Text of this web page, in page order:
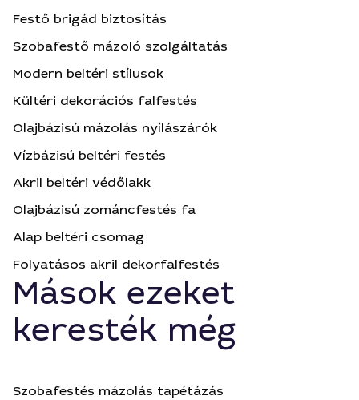
Festő brigád biztosítás
Szobafestő mázoló szolgáltatás
Modern beltéri stílusok
Kültéri dekorációs falfestés
Olajbázisú mázolás nyílászárók
Vízbázisú beltéri festés
Akril beltéri védőlakk
Olajbázisú zománcfestés fa
Alap beltéri csomag
Folyatásos akril dekorfalfestés
Mások ezeket
keresték még
Szobafestés mázolás tapétázás